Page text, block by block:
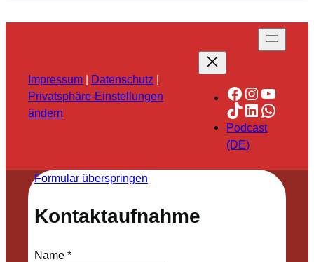
Impressum | Datenschutz |
Privatsphäre-Einstellungen
ändern
Facebook
TikTok
LinkedIn
Podcast
(DE)
Formular überspringen
Kontaktaufnahme
Name*